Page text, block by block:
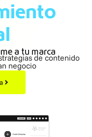
a tu marca
de contenido
negocio